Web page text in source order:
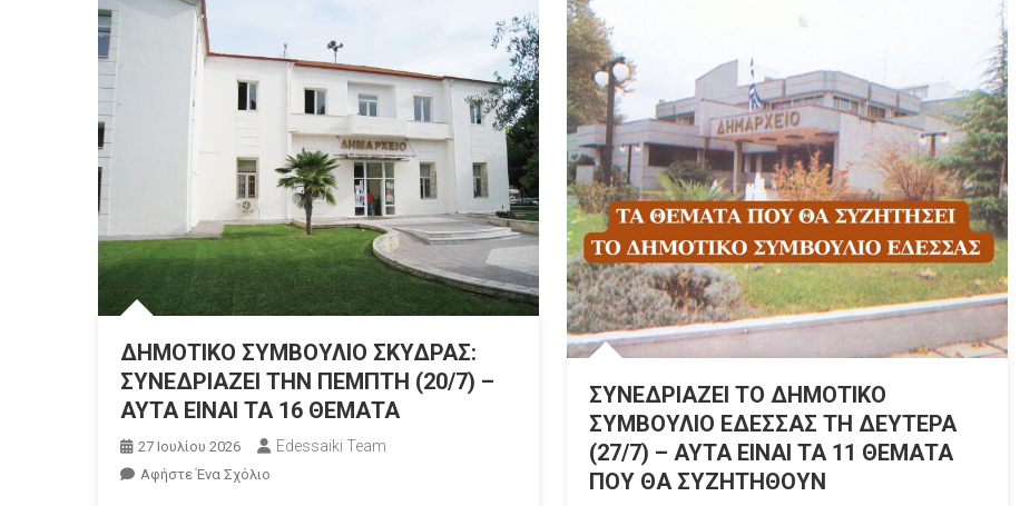
ΔΗΜΟΤΙΚΟ
ΣΥΜΒΟΥΛΙΟ
–
ΟΛΑ
ΤΑ
ΘΕΜΑΤΑ
(10/8)
ΔΗΜΟΤΙΚΟ ΣΥΜΒΟΥΛΙΟ ΣΚΥΔΡΑΣ:
ΣΥΝΕΔΡΙΑΖΕΙ ΤΗΝ ΠΕΜΠΤΗ (20/7) –
ΑΥΤΑ ΕΙΝΑΙ ΤΑ 16 ΘΕΜΑΤΑ
27 Ιουλίου 2026 Edessaiki Team
Αφήστε Ένα ΣχόλιοΓια
ΣΥΝΕΔΡΙΑΖΕΙ ΤΟ ΔΗΜΟΤΙΚΟ
ΣΥΜΒΟΥΛΙΟ ΕΔΕΣΣΑΣ ΤΗ ΔΕΥΤΕΡΑ
(27/7) – ΑΥΤΑ ΕΙΝΑΙ ΤΑ 11 ΘΕΜΑΤΑ
ΠΟΥ ΘΑ ΣΥΖΗΤΗΘΟΥΝ